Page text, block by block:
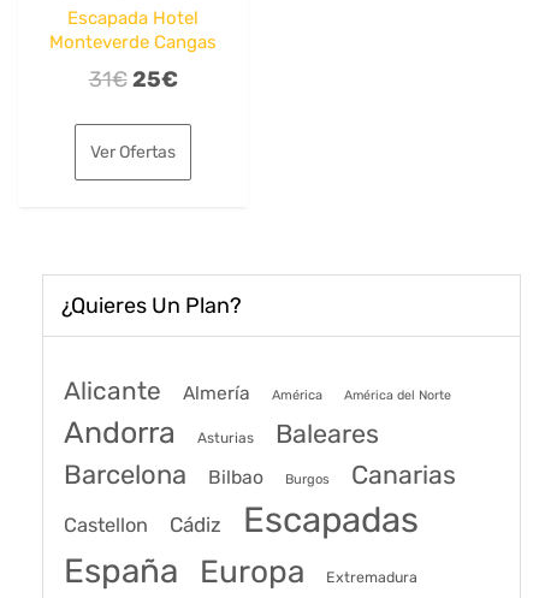
Escapada Hotel
Monteverde Cangas
31€ El
original
era:
25€El
es:
Ver Ofertas
¿Quieres Un Plan?
Alicante Almería América América del Norte
Andorra Asturias Baleares
Barcelona Bilbao Burgos Canarias
Castellon Cádiz Escapadas
España Europa Extremadura